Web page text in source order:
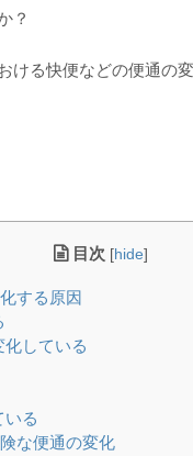
？
ける快便などの便通の
目次 [hide]
する原因
している
る
な便通の変化